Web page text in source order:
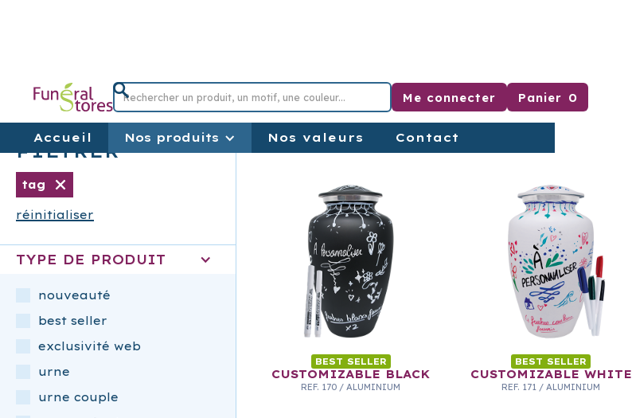
Me connecter Panier 0
Accueil Nos produits Nos valeurs Contact
FILTRER
tag
réinitialiser
TYPE DE PRODUIT
nouveauté
best seller
exclusivité web
urne
urne couple
NOS PRODUITS
BEST SELLER
CUSTOMIZABLE BLACK
REF. 170 / ALUMINIUM
BEST SELLER
CUSTOMIZABLE WHITE
REF. 171 / ALUMINIUM